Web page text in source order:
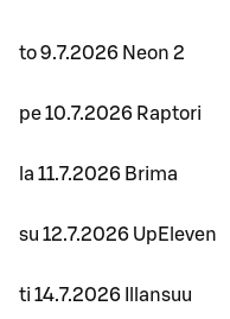
to 9.7.2026 Neon 2
pe 10.7.2026 Raptori
la 11.7.2026 Brima
su 12.7.2026 UpEleven
ti 14.7.2026 Illansuu